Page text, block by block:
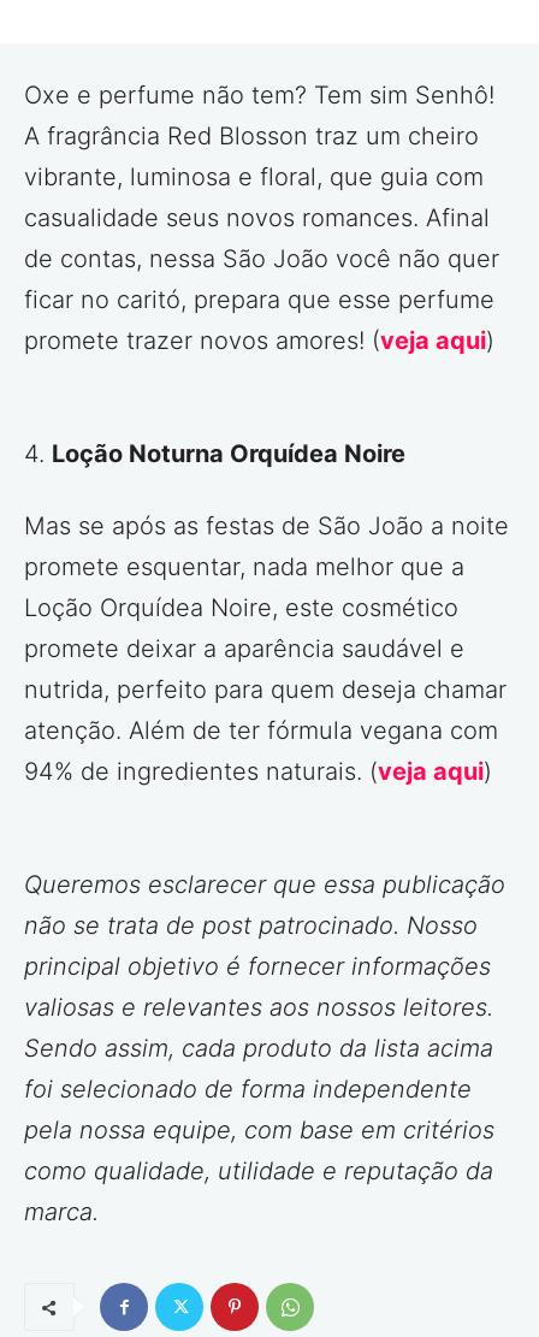
Oxe e perfume não tem? Tem sim Senhô!
A fragrância Red Blosson traz um cheiro
vibrante, luminosa e floral, que guia com
casualidade seus novos romances. Afinal
de contas, nessa São João você não quer
ficar no caritó, prepara que esse perfume
promete trazer novos amores! (veja aqui)
4. Loção Noturna Orquídea Noire
Mas se após as festas de São João a noite
promete esquentar, nada melhor que a
Loção Orquídea Noire, este cosmético
promete deixar a aparência saudável e
nutrida, perfeito para quem deseja chamar
atenção. Além de ter fórmula vegana com
94% de ingredientes naturais. (veja aqui)
Queremos esclarecer que essa publicação
não se trata de post patrocinado. Nosso
principal objetivo é fornecer informações
valiosas e relevantes aos nossos leitores.
Sendo assim, cada produto da lista acima
foi selecionado de forma independente
pela nossa equipe, com base em critérios
como qualidade, utilidade e reputação da
marca.